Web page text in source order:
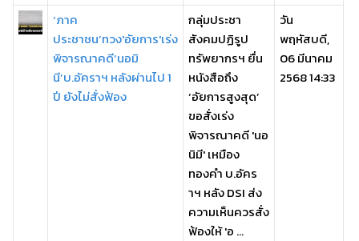
‘ภาค
ประชาชน’ทวง'อัยการ'เร่ง
พิจารณาคดี‘นอมิ
นี’บ.อัคราฯ หลังผ่านไป 1
ปี ยังไม่สั่งฟ้อง
กลุ่มประชา
สังคมปฏิรูป
ทรัพยากรฯ ยื่น
หนังสือถึง
‘อัยการสูงสุด’
ขอสั่งเร่ง
พิจารณาคดี 'นอ
นิมี' เหมือง
ทองคำ บ.อัคร
าฯ หลัง DSI ส่ง
ความเห็นควรสั่ง
ฟ้องให้ 'อ ...
วัน
พฤหัสบดี,
06 มีนาคม
2568 14:33